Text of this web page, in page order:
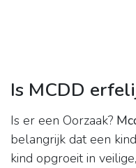
Is MCDD
Is er een Oorzaak?
belangrijk dat een
kind opgroeit in